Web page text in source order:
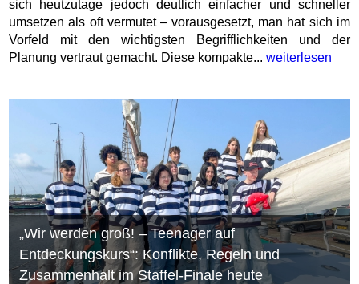
sich heutzutage jedoch deutlich einfacher und schneller
umsetzen als oft vermutet – vorausgesetzt, man hat sich im
Vorfeld mit den wichtigsten Begrifflichkeiten und der
Planung vertraut gemacht. Diese kompakte... weiterlesen
„Wir werden groß! – Teenager auf
Entdeckungskurs“: Konflikte, Regeln und
Zusammenhalt im Staffel-Finale heute